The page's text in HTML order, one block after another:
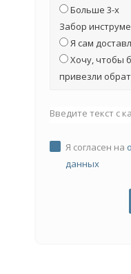
Больше 3-х
Забор
Я сам
Хочу, чтобы
привезли
Введите текст с
Я согласен на
данных